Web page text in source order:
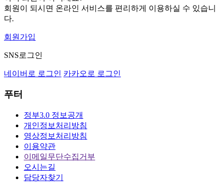
회원이 되시면 온라인 서비스를 편리하게 이용하실 수 있습니
다.
회원가입
SNS로그인
네이버로 로그인 카카오로 로그인
푸터
정부3.0 정보공개
개인정보처리방침
영상정보처리방침
이용약관
이메일무단수집거부
오시는길
담당자찾기